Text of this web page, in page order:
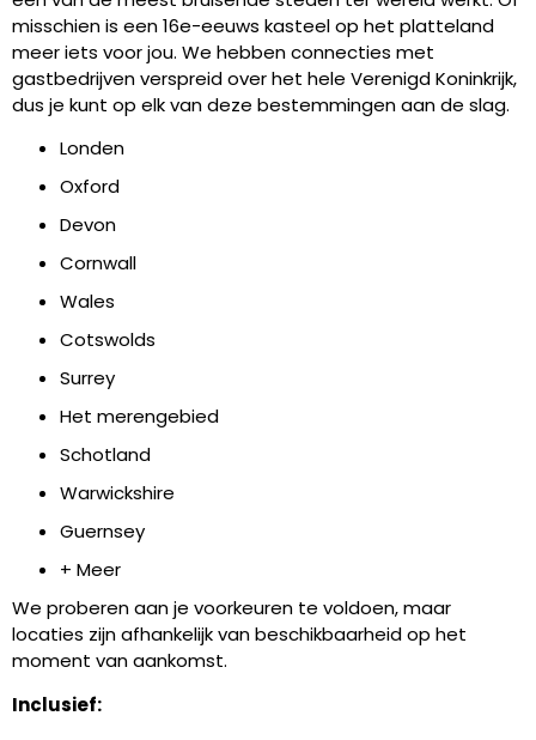
misschien is een 16e-eeuws kasteel op het platteland
meer iets voor jou. We hebben connecties met
gastbedrijven verspreid over het hele Verenigd Koninkrijk,
dus je kunt op elk van deze bestemmingen aan de slag.
Londen
Oxford
Devon
Cornwall
Wales
Cotswolds
Surrey
Het merengebied
Schotland
Warwickshire
Guernsey
+ Meer
We proberen aan je voorkeuren te voldoen, maar
locaties zijn afhankelijk van beschikbaarheid op het
moment van aankomst.
Inclusief: